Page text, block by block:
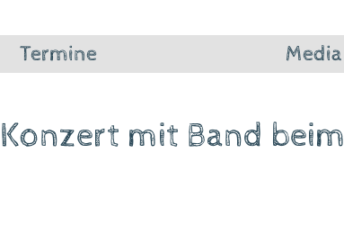
Termine Media
mit Band beim